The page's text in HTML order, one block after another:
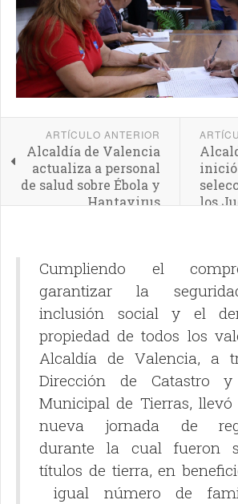
ARTÍCULO ANTERIOR
Alcaldía de Valencia
actualiza a personal
de salud sobre Ébola y
Hantavirus
inició
los
Cumpliendo el
garantizar la
inclusión social y el
propiedad de todos los
Alcaldía de Valencia, a
Dirección de Catastro
Municipal de Tierras,
nueva jornada de
durante la cual fueron
títulos de tierra, en
igual número de